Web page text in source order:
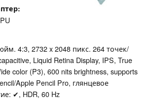
4:3, 2732 x 2048 пикс. 264 точек/
Liquid Retina Display, IPS, True
color (P3), 600 nits brightness, supports
Apple Pencil Pro, глянцевое
✔, HDR, 60 Hz